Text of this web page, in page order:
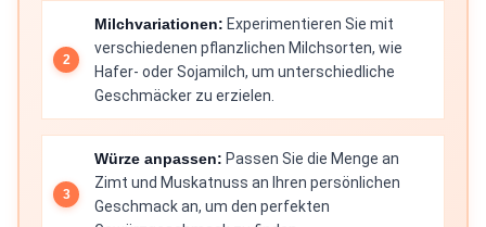
Milchvariationen: Experimentieren Sie mit
verschiedenen pflanzlichen Milchsorten, wie
Hafer- oder Sojamilch, um unterschiedliche
Geschmäcker zu erzielen.
Würze anpassen: Passen Sie die Menge an
Zimt und Muskatnuss an Ihren persönlichen
Geschmack an, um den perfekten